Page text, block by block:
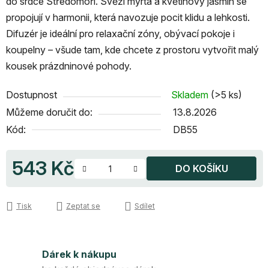
propojují v harmonii, která navozuje pocit klidu a lehkosti.
Difuzér je ideální pro relaxační zóny, obývací pokoje i
koupelny – všude tam, kde chcete z prostoru vytvořit malý
kousek prázdninové pohody.
Dostupnost Skladem (>5 ks)
Můžeme doručit do:
13.8.2026
Kód:
DB55
543 Kč DO KOŠÍKU
Tisk Zeptat se Sdílet
Dárek k nákupu